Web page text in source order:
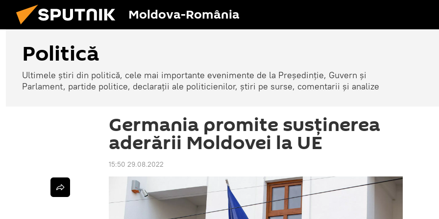
Moldova-România
Politică
Ultimele știri din politică, cele mai importante evenimente de la Președinție, Guvern și
Parlament, partide politice, declarații ale politicienilor, știri pe surse, comentarii și analize
Germania promite susţinerea
aderării Moldovei la UE
15:50 29.08.2022